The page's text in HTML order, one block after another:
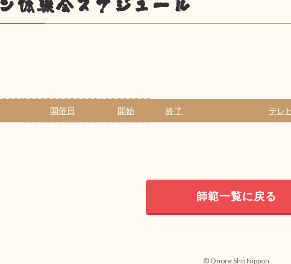
体験会スケジュール
開催日 開始 終了 テレ
師範一覧に戻る
© Onore Sho Nippon